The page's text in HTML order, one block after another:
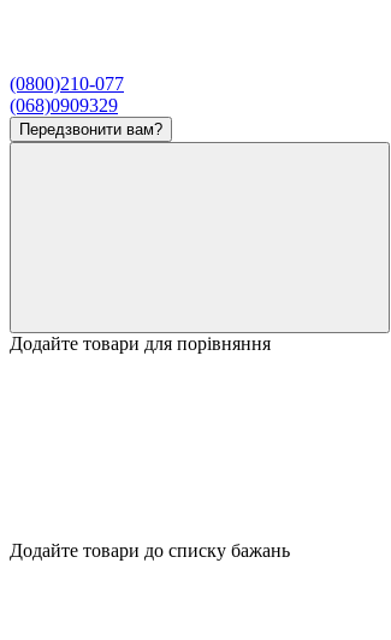
(0800)210-077
(068)0909329
Передзвонити вам?
Додайте товари для порівняння
Додайте товари до списку бажань